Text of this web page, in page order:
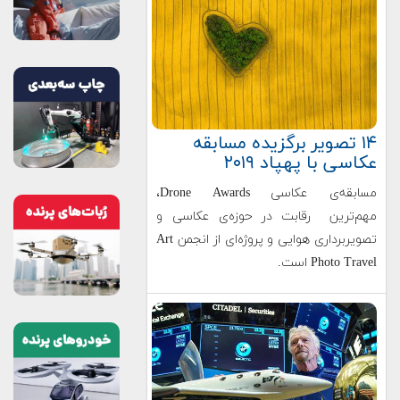
۱۴ تصویر برگزیده مسابقه
عکاسی با پهپاد ۲۰۱۹
مسابقه‌ی عکاسی Drone Awards،
مهم‌ترین رقابت در حوزه‌ی عکاسی و
تصویربرداری هوایی و پروژه‌ای از انجمن Art
Photo Travel است.